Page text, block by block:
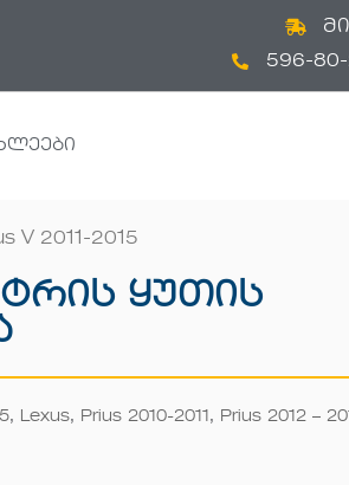
596-
V 2011-2015
Ყუთის
, Lexus, Prius 2010-2011 , Prius 2012 –